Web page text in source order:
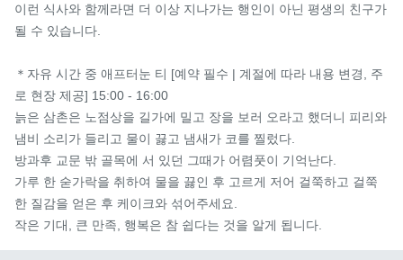
이런 식사와 함께라면 더 이상 지나가는 행인이 아닌 평생의 친구가
될 수 있습니다.
＊자유 시간 중 애프터눈 티 [예약 필수 | 계절에 따라 내용 변경, 주
로 현장 제공] 15:00 - 16:00
늙은 삼촌은 노점상을 길가에 밀고 장을 보러 오라고 했더니 피리와
냄비 소리가 들리고 물이 끓고 냄새가 코를 찔렀다.
방과후 교문 밖 골목에 서 있던 그때가 어렴풋이 기억난다.
가루 한 숟가락을 취하여 물을 끓인 후 고르게 저어 걸쭉하고 걸쭉
한 질감을 얻은 후 케이크와 섞어주세요.
작은 기대, 큰 만족, 행복은 참 쉽다는 것을 알게 됩니다.